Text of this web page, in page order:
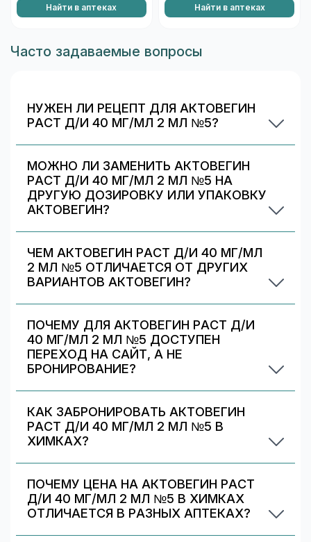
Найти в аптеках Найти в аптеках
Часто задаваемые вопросы
НУЖЕН ЛИ РЕЦЕПТ ДЛЯ АКТОВЕГИН
РАСТ Д/И 40 МГ/МЛ 2 МЛ №5?
Уточняйте правила у выбранной аптеки.
МОЖНО ЛИ ЗАМЕНИТЬ АКТОВЕГИН
РАСТ Д/И 40 МГ/МЛ 2 МЛ №5 НА
ДРУГУЮ ДОЗИРОВКУ ИЛИ УПАКОВКУ
АКТОВЕГИН?
альтернативных дозировок/упаковок —
сравните наличие и цену. Подбор дозировки
ЧЕМ АКТОВЕГИН РАСТ Д/И 40 МГ/МЛ
2 МЛ №5 ОТЛИЧАЕТСЯ ОТ ДРУГИХ
ВАРИАНТОВ АКТОВЕГИН?
блоке «Формы выпуска» можно сравнить цены
и наличие по другим вариантам.
ПОЧЕМУ ДЛЯ АКТОВЕГИН РАСТ Д/И
40 МГ/МЛ 2 МЛ №5 ДОСТУПЕН
ПЕРЕХОД НА САЙТ, А НЕ
БРОНИРОВАНИЕ?
перехода на их сайт. Вы можете выбрать
аптеку с бронированием (если есть) или
КАК ЗАБРОНИРОВАТЬ АКТОВЕГИН
РАСТ Д/И 40 МГ/МЛ 2 МЛ №5 В
ХИМКАХ?
(если доступно). После оформления получите
номер заказа и выкупите препарат в аптеке.
ПОЧЕМУ ЦЕНА НА АКТОВЕГИН РАСТ
Д/И 40 МГ/МЛ 2 МЛ №5 В ХИМКАХ
ОТЛИЧАЕТСЯ В РАЗНЫХ АПТЕКАХ?